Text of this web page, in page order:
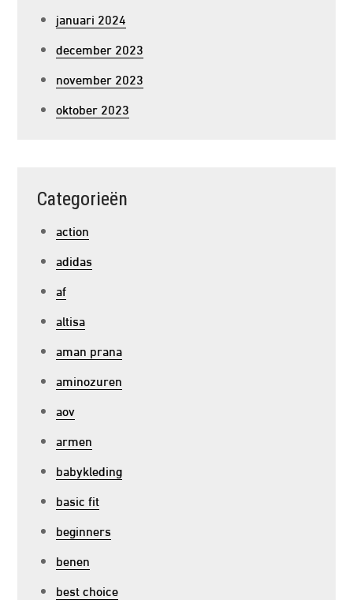
januari 2024
december 2023
november 2023
oktober 2023
Categorieën
action
adidas
af
altisa
aman prana
aminozuren
aov
armen
babykleding
basic fit
beginners
benen
best choice